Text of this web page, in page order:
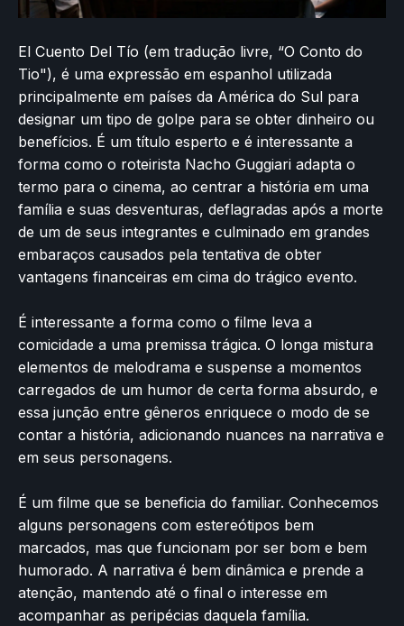
El Cuento Del Tío (em tradução livre, “O Conto do
Tio"), é uma expressão em espanhol utilizada
principalmente em países da América do Sul para
designar um tipo de golpe para se obter dinheiro ou
benefícios. É um título esperto e é interessante a
forma como o roteirista Nacho Guggiari adapta o
termo para o cinema, ao centrar a história em uma
família e suas desventuras, deflagradas após a morte
de um de seus integrantes e culminado em grandes
embaraços causados pela tentativa de obter
vantagens financeiras em cima do trágico evento.
É interessante a forma como o filme leva a
comicidade a uma premissa trágica. O longa mistura
elementos de melodrama e suspense a momentos
carregados de um humor de certa forma absurdo, e
essa junção entre gêneros enriquece o modo de se
contar a história, adicionando nuances na narrativa e
em seus personagens.
É um filme que se beneficia do familiar. Conhecemos
alguns personagens com estereótipos bem
marcados, mas que funcionam por ser bom e bem
humorado. A narrativa é bem dinâmica e prende a
atenção, mantendo até o final o interesse em
acompanhar as peripécias daquela família.